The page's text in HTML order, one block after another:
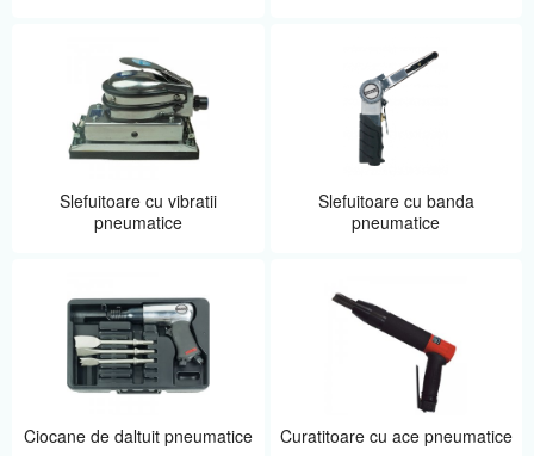
Slefuitoare cu vibratii
pneumatice
Slefuitoare cu banda
pneumatice
Ciocane de daltuit pneumatice Curatitoare cu ace pneumatice